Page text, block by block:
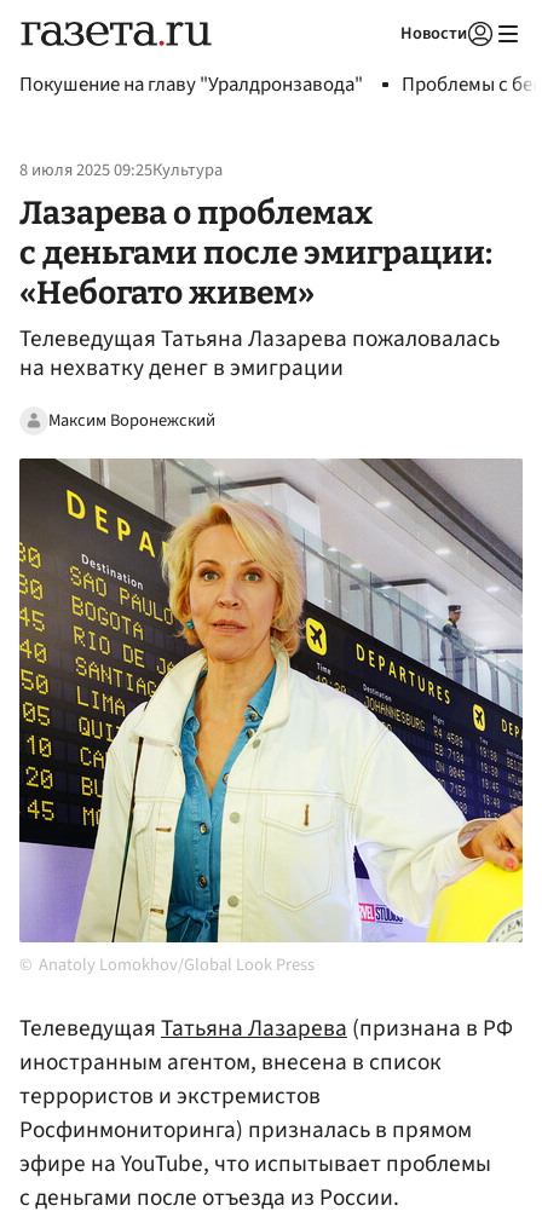
Новости
Покушение на главу "Уралдронзавода" Проблемы с
8 июля 2025 09:25Культура
Лазарева о проблемах
с деньгами после эмиграции:
«Небогато живем»
Телеведущая Татьяна Лазарева пожаловалась
на нехватку денег в эмиграции
Максим Воронежский
Anatoly Lomokhov/Global Look Press
ТелеведущаяТатьяна Лазарева(признана в РФ
иностранным агентом, внесена в список
террористов и экстремистов
Росфинмониторинга) призналась в прямом
эфире на YouTube, что испытывает проблемы
с деньгами после отъезда из России.